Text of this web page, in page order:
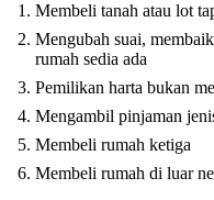
Membeli tanah atau lot
Mengubah suai,
rumah sedia ada
Pemilikan harta bukan
Mengambil pinjaman
Membeli rumah ketiga
Membeli rumah di luar